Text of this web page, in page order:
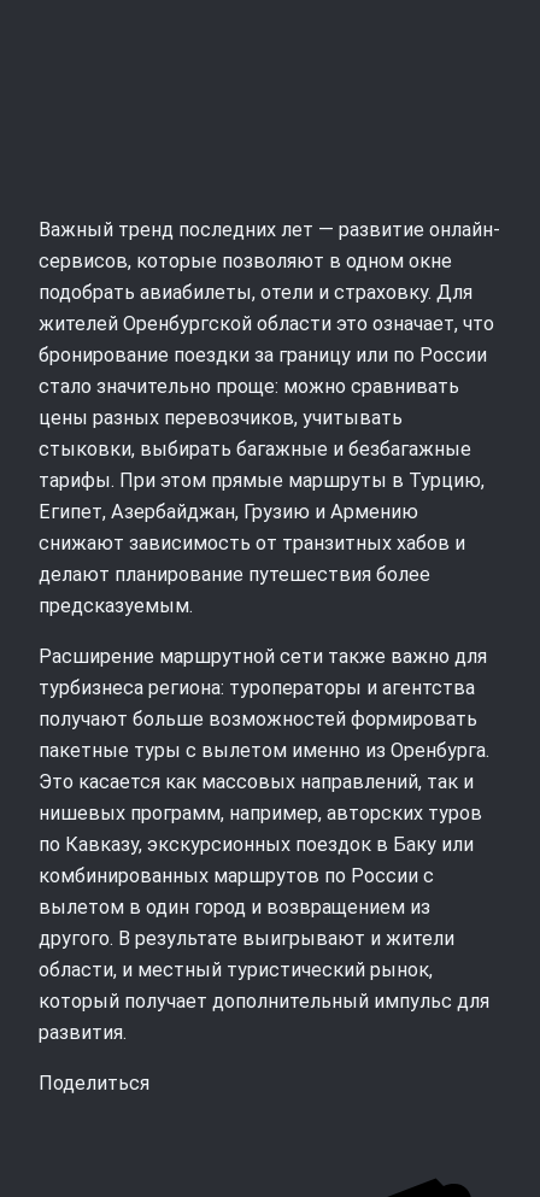
Важный тренд последних лет — развитие онлайн-
сервисов, которые позволяют в одном окне
подобрать авиабилеты, отели и страховку. Для
жителей Оренбургской области это означает, что
бронирование поездки за границу или по России
стало значительно проще: можно сравнивать
цены разных перевозчиков, учитывать
стыковки, выбирать багажные и безбагажные
тарифы. При этом прямые маршруты в Турцию,
Египет, Азербайджан, Грузию и Армению
снижают зависимость от транзитных хабов и
делают планирование путешествия более
предсказуемым.
Расширение маршрутной сети также важно для
турбизнеса региона: туроператоры и агентства
получают больше возможностей формировать
пакетные туры с вылетом именно из Оренбурга.
Это касается как массовых направлений, так и
нишевых программ, например, авторских туров
по Кавказу, экскурсионных поездок в Баку или
комбинированных маршрутов по России с
вылетом в один город и возвращением из
другого. В результате выигрывают и жители
области, и местный туристический рынок,
который получает дополнительный импульс для
развития.
Поделиться